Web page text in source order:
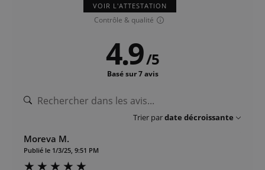
VOIR L'ATTESTATION
Contrôle & qualité
4.9/5
Basé sur 7 avis
Trier pardate décroissante
Moreva M.
Publié le 1/3/25, 9:51 PM